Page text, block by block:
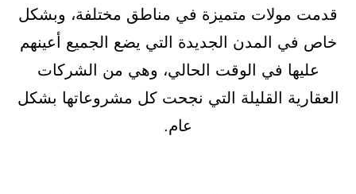
قدمت مولات متميزة في مناطق مختلفة، وبشكل
خاص في المدن الجديدة التي يضع الجميع أعينهم
عليها في الوقت الحالي، وهي من الشركات
العقارية القليلة التي نجحت كل مشروعاتها بشكل
عام.